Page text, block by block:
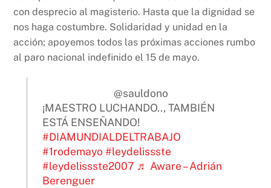
con desprecio al magisterio. Hasta que la dignidad se
nos haga costumbre. Solidaridad y unidad en la
acción; apoyemos todos las próximas acciones rumbo
al paro nacional indefinido el 15 de mayo.
@sauldono
¡MAESTRO LUCHANDO.., TAMBIÉN
ESTÁ ENSEÑANDO!
#DIAMUNDIALDELTRABAJO
#1rodemayo #leydelissste
#leydelissste2007 ♬ Aware – Adrián
Berenguer